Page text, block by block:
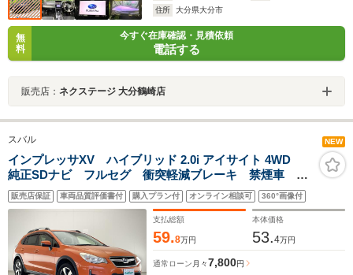
住所
大分県大分市
無
料
今すぐ在庫確認・見積依頼
電話する
販売店： ネクステージ 大分鶴崎店
スバル NEW
インプレッサXV ハイブリッド 2.0i アイサイト 4WD
純正SDナビ フルセグ 衝突軽減ブレーキ 禁煙車 バ
ックカメラ ルーフレール Si-DRIVE LEDヘッドライ
ト レーダークルーズ スマートキー 純正アルミ 純
正オーディオ ウィンカーミラー
販売店保証 車両品質評価書付 購入プラン付 オンライン相談可 360°画像付
支払総額
59.8万円
本体価格
53.4万円
通常ローン 月々7,800円